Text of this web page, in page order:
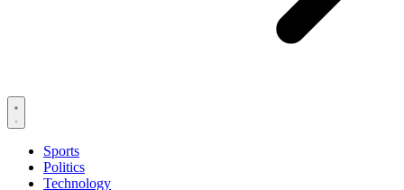
Sports
Politics
Technology